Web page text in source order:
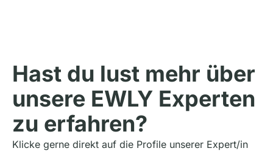
Hast du lust mehr über
unsere EWLY Experten
zu erfahren?
Klicke gerne direkt auf die Profile unserer Expert/in